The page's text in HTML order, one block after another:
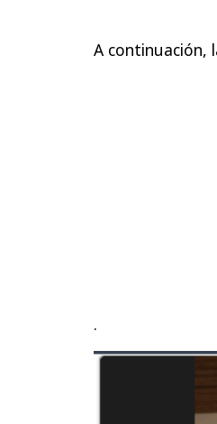
A continuación,
.